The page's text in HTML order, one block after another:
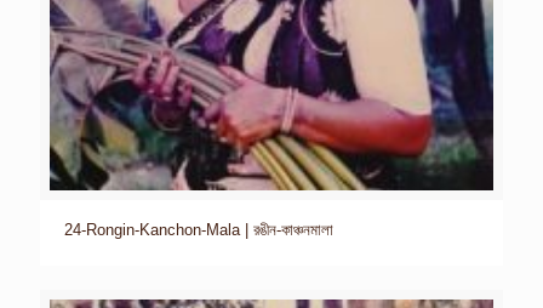
24-Rongin-Kanchon-Mala | রঙীন-কাঞ্চনমালা